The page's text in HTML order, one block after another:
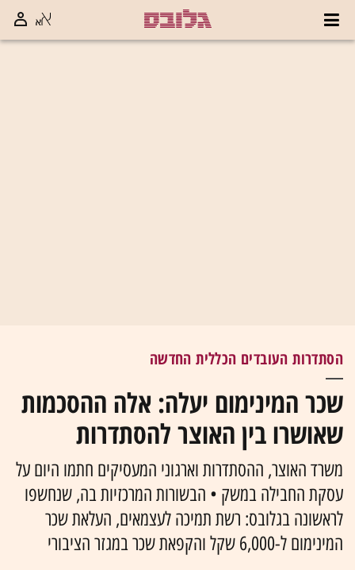
הסתדרות העובדים הכללית החדשה
שכר המינימום יעלה: אלה ההסכמות
שאושרו בין האוצר להסתדרות
משרד האוצר, ההסתדרות וארגוני המעסיקים חתמו היום על
עסקת החבילה במשק • הבשורות המרכזיות בה, שנחשפו
לראשונה בגלובס: רשת תמיכה לעצמאים, העלאת שכר
המינימום ל-6,000 שקל והקפאת שכר במגזר הציבורי